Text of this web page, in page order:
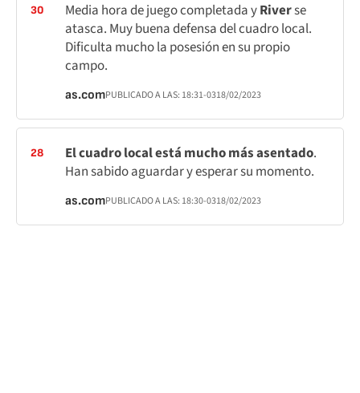
30 Media hora de juego completada yRiverse
atasca. Muy buena defensa del cuadro local.
Dificulta mucho la posesión en su propio
campo.
as.comPUBLICADO A LAS: 18:31-0318/02/2023
28 El cuadro local está mucho más asentado.
Han sabido aguardar y esperar su momento.
as.comPUBLICADO A LAS: 18:30-0318/02/2023